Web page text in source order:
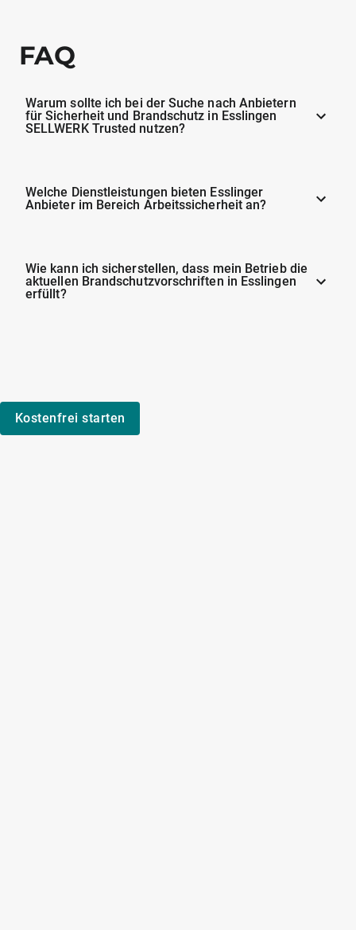
FAQ
Warum sollte ich bei der Suche nach Anbietern
für Sicherheit und Brandschutz in Esslingen
SELLWERK Trusted nutzen?
Welche Dienstleistungen bieten Esslinger
Anbieter im Bereich Arbeitssicherheit an?
Wie kann ich sicherstellen, dass mein Betrieb die
aktuellen Brandschutzvorschriften in Esslingen
erfüllt?
Kostenfrei starten